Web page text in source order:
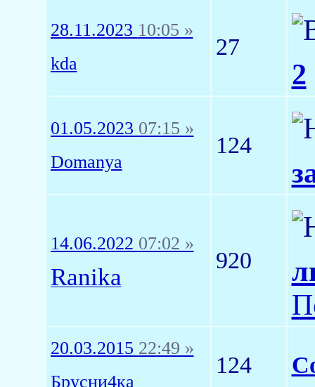
28.11.2023 10:05 »
kda
27
2
01.05.2023 07:15 »
Domanya
124
14.06.2022 07:02 »
Ranika
920
20.03.2015 22:49 »
Брусни4ка
124